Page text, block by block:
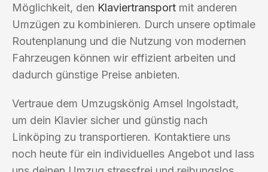
Möglichkeit, den Klaviertransport mit anderen
Umzügen zu kombinieren. Durch unsere optimale
Routenplanung und die Nutzung von modernen
Fahrzeugen können wir effizient arbeiten und
dadurch günstige Preise anbieten.
Vertraue dem Umzugskönig Amsel Ingolstadt,
um dein Klavier sicher und günstig nach
Linköping zu transportieren. Kontaktiere uns
noch heute für ein individuelles Angebot und lass